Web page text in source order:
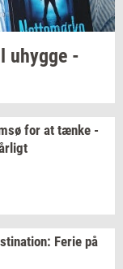
uhyg­ge -
for at tænke -
Ferie på